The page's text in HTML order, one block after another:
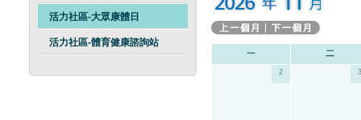
活力社區-大眾康體日
活力社區-體育健康諮詢站
2 3